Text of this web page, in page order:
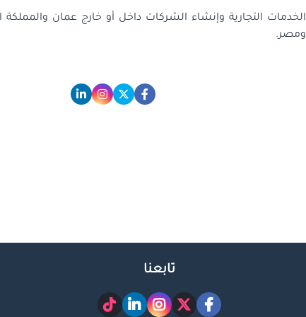
الخدمات التجارية وإنشاء الشركات داخل أو خارج عمان والمملكة
ومصر.
تابعنا